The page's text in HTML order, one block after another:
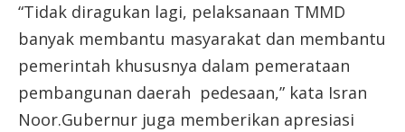
“Tidak diragukan lagi, pelaksanaan TMMD
banyak membantu masyarakat dan membantu
pemerintah khususnya dalam pemerataan
pembangunan daerah pedesaan,” kata Isran
Noor.Gubernur juga memberikan apresiasi